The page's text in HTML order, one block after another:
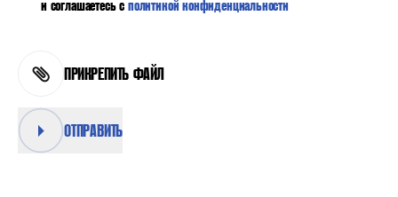
и соглашаетесь сполитикой конфиденциальности
ПРИКРЕПИТЬ ФАЙЛ
ОТПРАВИТЬ